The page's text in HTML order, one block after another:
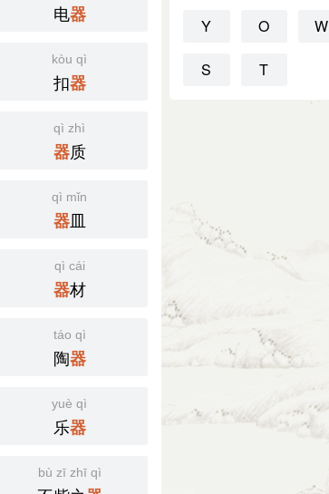
电器
kòu qì
扣器
qì zhì
器质
qì mǐn
器皿
qì cái
器材
táo qì
陶器
yuè qì
乐器
bù zī zhī qì
Y O W
S T